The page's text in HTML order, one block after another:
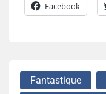
Facebook
Fantastique